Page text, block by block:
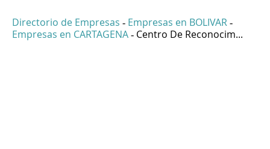
Directorio de Empresas - Empresas en BOLIVAR -
Empresas en CARTAGENA - Centro De Reconocim...